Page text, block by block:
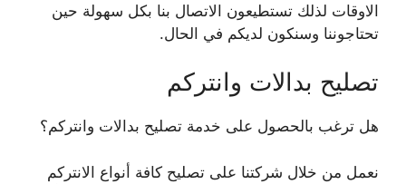
الاوقات لذلك تستطيعون الاتصال بنا بكل سهولة حين
تحتاجوننا وسنكون لديكم في الحال.
تصليح بدالات وانتركم
هل ترغب بالحصول على خدمة تصليح بدالات وانتركم؟
نعمل من خلال شركتنا على تصليح كافة أنواع الانتركم